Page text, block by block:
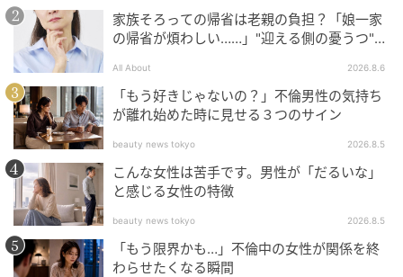
いかがでしたか？ 依存心を上手くコントロールして、
今以上に恋愛を楽しみましょう！
Written by KOIGAKU
元記事で読む
次の記事
両思いなのに付き合えない…恋が進展しない
理由4つ
家族そろっての帰省は老親の負担？「娘一家
の帰省が煩わしい……」"迎える側の憂うつ"の
All About 2026.8.6
「もう好きじゃないの？」不倫男性の気持ち
が離れ始めた時に見せる３つのサイン
beauty news tokyo 2026.8.5
こんな女性は苦手です。男性が「だるいな」
と感じる女性の特徴
beauty news tokyo 2026.8.5
「もう限界かも…」不倫中の女性が関係を終
わらせたくなる瞬間